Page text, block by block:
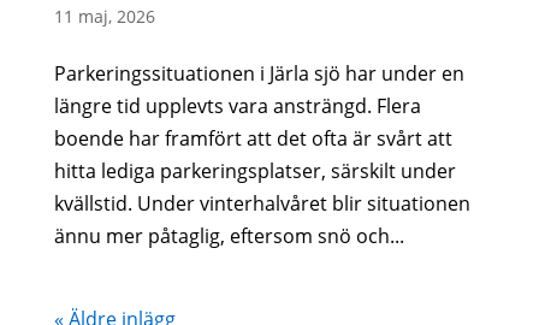
11 maj, 2026
Parkeringssituationen i Järla sjö har under en
längre tid upplevts vara ansträngd. Flera
boende har framfört att det ofta är svårt att
hitta lediga parkeringsplatser, särskilt under
kvällstid. Under vinterhalvåret blir situationen
ännu mer påtaglig, eftersom snö och...
« Äldre inlägg